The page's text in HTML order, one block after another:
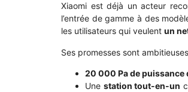
Xiaomi est déjà un acteur
l’entrée de gamme à des
les utilisateurs qui veulent un
Ses promesses sont
20 000 Pa de puissance
Une station tout-en-un